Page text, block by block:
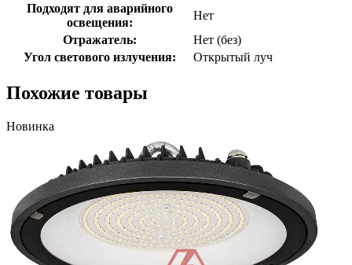
Подходят для аварийного
освещения:
Нет
Отражатель:
Нет (без)
Угол светового излучения:
Открытый луч
Похожие товары
Новинка